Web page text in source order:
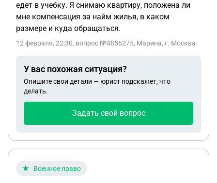
едет в учебку. Я снимаю квартиру, положена ли
мне компенсация за найм жилья, в каком
размере и куда обращаться.
12 февраля, 22:30, вопрос №4856275, Марина, г. Москва
У вас похожая ситуация?
Опишите свои детали — юрист подскажет, что
делать.
Задать свой вопрос
Военное право